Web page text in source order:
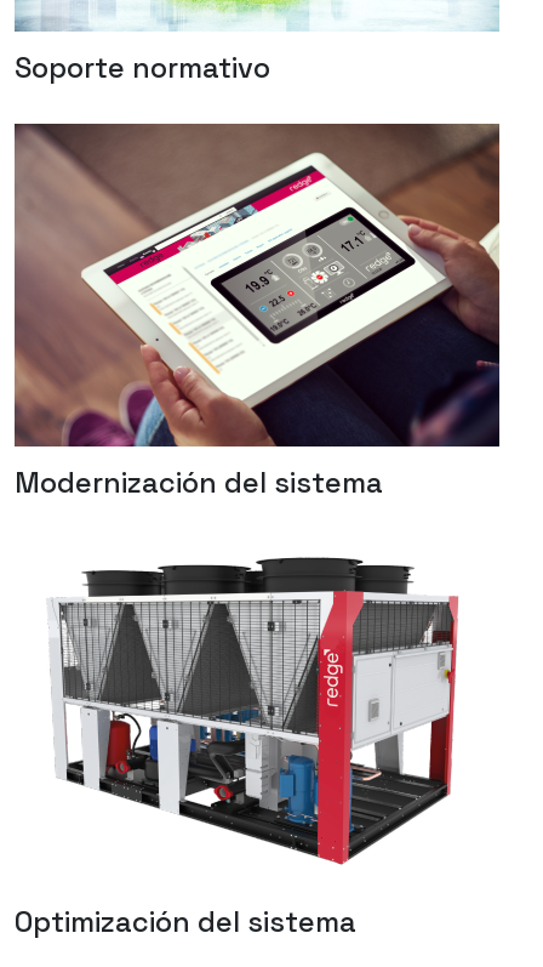
Soporte normativo
Modernización del sistema
Optimización del sistema